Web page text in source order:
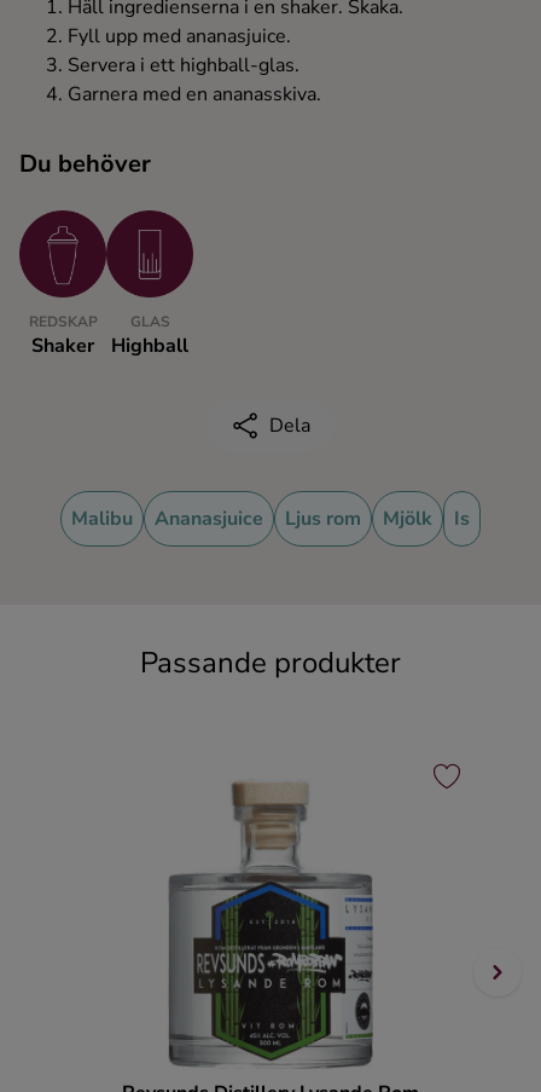
Häll ingredienserna i en shaker. Skaka.
Fyll upp med ananasjuice.
Servera i ett highball-glas.
Garnera med en ananasskiva.
Du behöver
REDSKAP
Shaker
GLAS
Highball
Dela
Malibu Ananasjuice Ljus rom Mjölk Is
Passande produkter